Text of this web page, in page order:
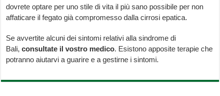
dovrete optare per uno stile di vita il più sano possibile per non
affaticare il fegato già compromesso dalla cirrosi epatica.
Se avvertite alcuni dei sintomi relativi alla sindrome di
Bali,consultate il vostro medico. Esistono apposite terapie che
potranno aiutarvi a guarire e a gestirne i sintomi.